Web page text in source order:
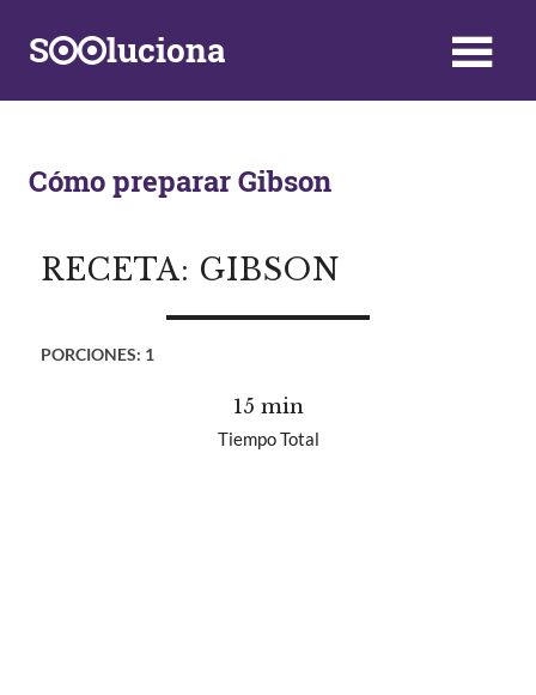
S luciona
y
Soluciones
de
diaria
Cómo preparar Gibson
RECETA: GIBSON
PORCIONES: 1
15 min
Tiempo Total